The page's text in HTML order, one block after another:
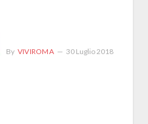
By VIVIROMA 30 Luglio 2018